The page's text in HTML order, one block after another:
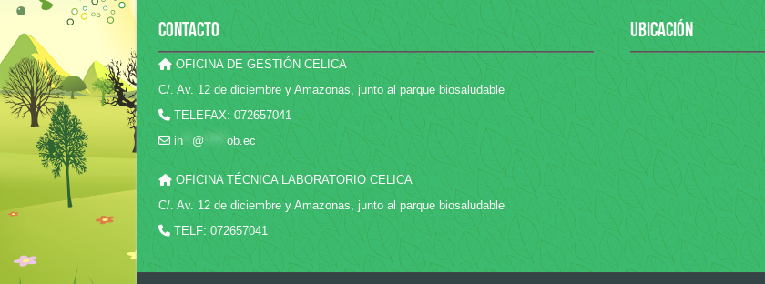
CONTACTO
OFICINA DE GESTIÓN CELICA
C/. Av. 12 de diciembre y Amazonas, junto al parque biosaludable
TELEFAX: 072657041
in** @ ob.ec
OFICINA TÉCNICA LABORATORIO CELICA
C/. Av. 12 de diciembre y Amazonas, junto al parque biosaludable
TELF: 072657041
UBICACIÓN